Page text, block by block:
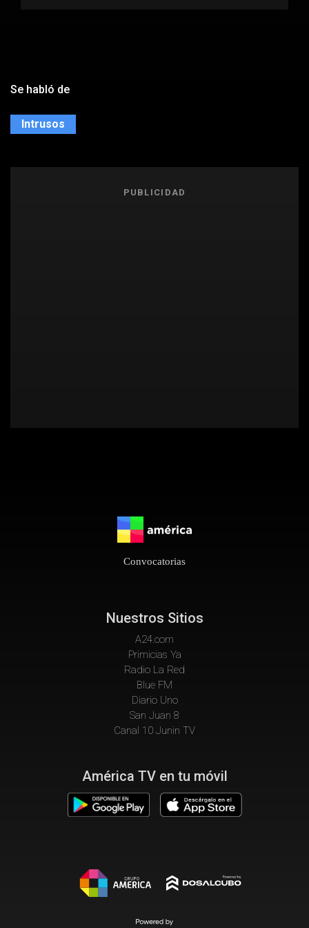
Se habló de
Intrusos
PUBLICIDAD
Convocatorias
Nuestros Sitios
A24.com
Primicias Ya
Radio La Red
Blue FM
Diario Uno
San Juan 8
Canal 10 Junin TV
América TV en tu móvil